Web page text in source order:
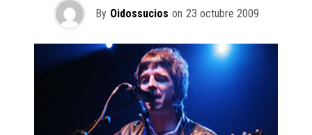
By Oidossucios on 23 octubre 2009